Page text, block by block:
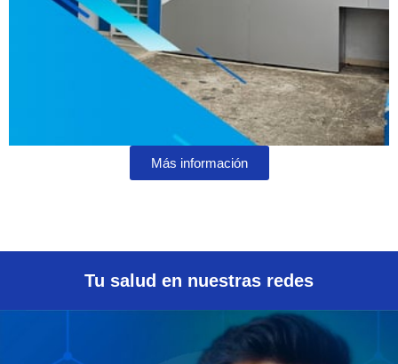
Más información
Tu salud en nuestras redes